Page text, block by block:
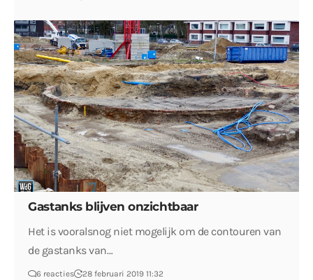
Gastanks blijven onzichtbaar
Het is vooralsnog niet mogelijk om de contouren van
de gastanks van…
6 reacties 28 februari 2019 11:32